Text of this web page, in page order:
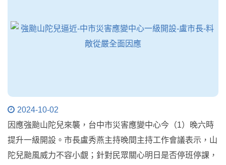
2024-10-02
因應強颱山陀兒來襲，台中市災害應變中心今（1）晚六時
提升一級開設。市長盧秀燕主持晚間主持工作會議表示，山
陀兒颱風威力不容小覷；針對民眾關心明日是否停班停課，